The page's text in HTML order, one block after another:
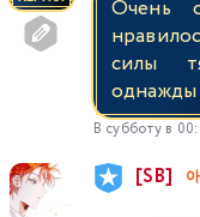
Очень
силы
однажды
В субботу в
[SB]